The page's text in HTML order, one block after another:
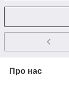
Про нас